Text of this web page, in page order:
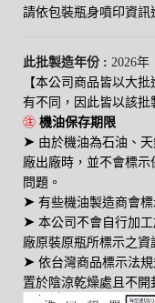
請依包裝瓶身噴印資訊
此批製造年份 : 2026年
【本公司商品皆以大
有不同，因此皆以該批
㊟ 機油保存期限
➤ 由於機油為石油、
廠出廠時，並不會標
問題。
➤ 有些機油製造商會
➤ 本公司不會自行加
廠原裝原瓶所標示之資
➤ 依台灣商品標示法
置於陰涼乾燥處且不開